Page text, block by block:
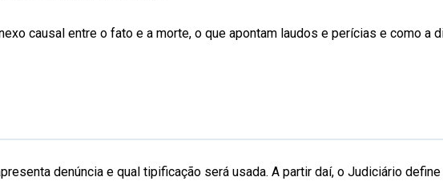
causal entre o fato e a morte, o que apontam laudos e perícias e como a
denúncia e qual tipificação será usada. A partir daí, o Judiciário